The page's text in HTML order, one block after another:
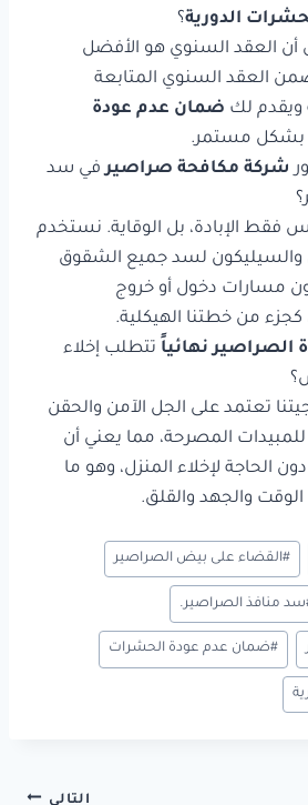
الدورية؟
أن العقد السنوي هو الأفضل
العقد السنوي المتابعة
ويقدم لك ضمان عدم عودة
بشكل مستمر.
شركة مكافحة صراصيرفي سد
فقط الإبادة، بل الوقاية. نستخدم
والسيليكون لسد جميع الشقوق
مسارات دخول أو خروج
كجزء من خطتنا الهيكلية.
الصراصير نهائياً تتطلب إخلاء
تعتمد على الجل الآمن والحقن
المصرحة، مما يعني أن
دون الحاجة لإخلاء المنزل، وهو ما
والجهد والقلق.
#القضاء على بيض الصراصير
سد منافذ الصراصير.
#ضمان عدم عودة الحشرات
التالي